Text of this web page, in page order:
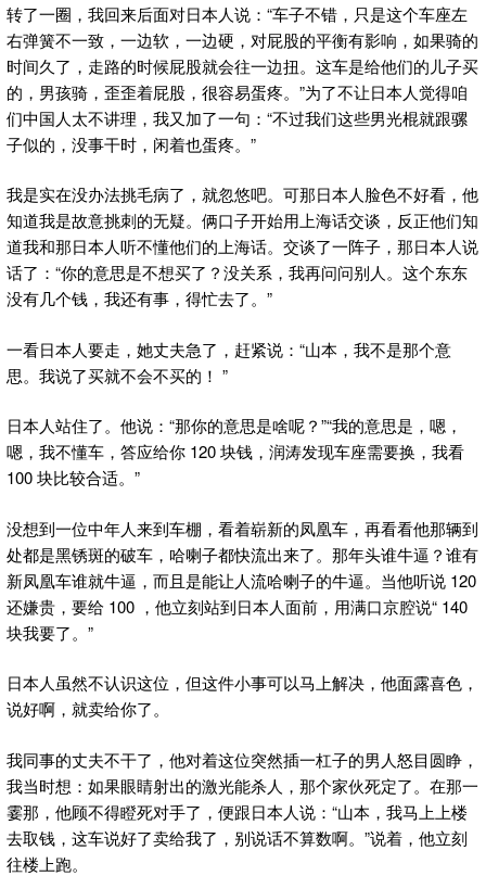
转了一圈，我回来后面对日本人说：“车子不错，只是这个车座左
右弹簧不一致，一边软，一边硬，对屁股的平衡有影响，如果骑的
时间久了，走路的时候屁股就会往一边扭。这车是给他们的儿子买
的，男孩骑，歪歪着屁股，很容易蛋疼。”为了不让日本人觉得咱
们中国人太不讲理，我又加了一句：“不过我们这些男光棍就跟骡
子似的，没事干时，闲着也蛋疼。”
我是实在没办法挑毛病了，就忽悠吧。可那日本人脸色不好看，他
知道我是故意挑刺的无疑。俩口子开始用上海话交谈，反正他们知
道我和那日本人听不懂他们的上海话。交谈了一阵子，那日本人说
话了：“你的意思是不想买了？没关系，我再问问别人。这个东东
没有几个钱，我还有事，得忙去了。”
一看日本人要走，她丈夫急了，赶紧说：“山本，我不是那个意
思。我说了买就不会不买的！ ”
日本人站住了。他说：“那你的意思是啥呢？”“我的意思是，嗯，
嗯，我不懂车，答应给你 120 块钱，润涛发现车座需要换，我看
100 块比较合适。”
没想到一位中年人来到车棚，看着崭新的凤凰车，再看看他那辆到
处都是黑锈斑的破车，哈喇子都快流出来了。那年头谁牛逼？谁有
新凤凰车谁就牛逼，而且是能让人流哈喇子的牛逼。当他听说 120
还嫌贵，要给 100 ，他立刻站到日本人面前，用满口京腔说“ 140
块我要了。”
日本人虽然不认识这位，但这件小事可以马上解决，他面露喜色，
说好啊，就卖给你了。
我同事的丈夫不干了，他对着这位突然插一杠子的男人怒目圆睁，
我当时想：如果眼睛射出的激光能杀人，那个家伙死定了。在那一
霎那，他顾不得瞪死对手了，便跟日本人说：“山本，我马上上楼
去取钱，这车说好了卖给我了，别说话不算数啊。”说着，他立刻
往楼上跑。